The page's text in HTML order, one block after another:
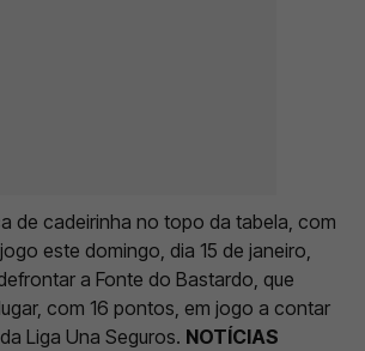
de cadeirinha no topo da tabela, com
este domingo, dia 15 de janeiro,
a Fonte do Bastardo, que
com 16 pontos, em jogo a contar
Liga Una Seguros. NOTÍCIAS